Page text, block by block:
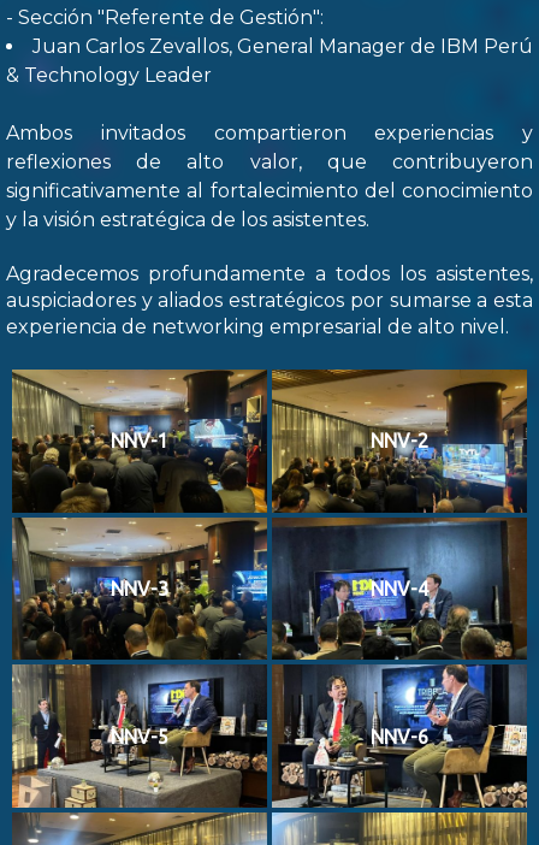
- Sección "Referente de Gestión":
Juan Carlos Zevallos, General Manager de IBM Perú
& Technology Leader
Ambos invitados compartieron experiencias y
reflexiones de alto valor, que contribuyeron
significativamente al fortalecimiento del conocimiento
y la visión estratégica de los asistentes.
Agradecemos profundamente a todos los asistentes,
auspiciadores y aliados estratégicos por sumarse a esta
experiencia de networking empresarial de alto nivel.
NNV-1 NNV-2
NNV-3 NNV-4
NNV-5 NNV-6